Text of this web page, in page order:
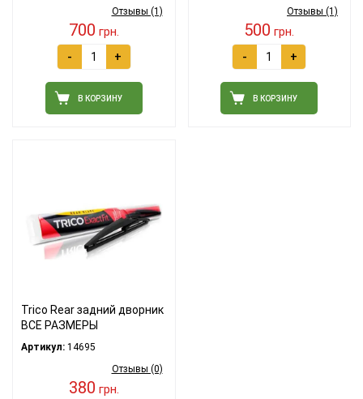
Отзывы (1)
700 грн.
- +
В КОРЗИНУ
Отзывы (1)
500 грн.
- +
В КОРЗИНУ
Trico Rear задний дворник
ВСЕ РАЗМЕРЫ
Артикул: 14695
Отзывы (0)
380 грн.